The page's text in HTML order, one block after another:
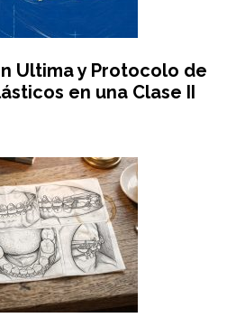
Ultima y Protocolo de
en una Clase II